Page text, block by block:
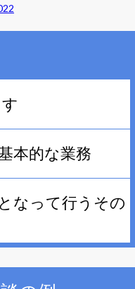
本的な業務
なって行うその